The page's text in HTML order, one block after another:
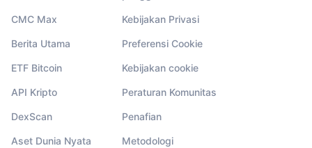
CMC Max
Berita Utama
ETF Bitcoin
API Kripto
DexScan
Aset Dunia Nyata
Kebijakan Privasi
Preferensi Cookie
Kebijakan cookie
Peraturan Komunitas
Penafian
Metodologi